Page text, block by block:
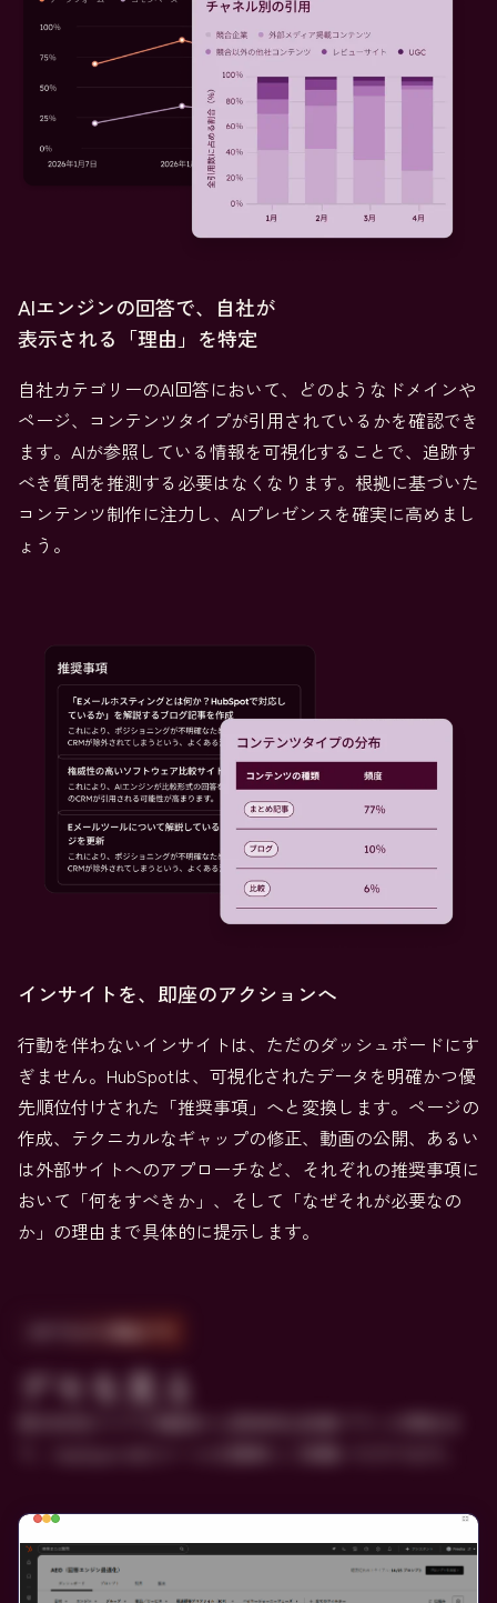
AIエンジンの回答で、自社が
表示される「理由」を特定
自社カテゴリーのAI回答において、どのようなドメインや
ページ、コンテンツタイプが引用されているかを確認でき
ます。AIが参照している情報を可視化することで、追跡す
べき質問を推測する必要はなくなります。根拠に基づいた
コンテンツ制作に注力し、AIプレゼンスを確実に高めまし
ょう。
インサイトを、即座のアクションへ
行動を伴わないインサイトは、ただのダッシュボードにす
ぎません。HubSpotは、可視化されたデータを明確かつ優
先順位付けされた「推奨事項」へと変換します。ページの
作成、テクニカルなギャップの修正、動画の公開、あるい
は外部サイトへのアプローチなど、それぞれの推奨事項に
おいて「何をすべきか」、そして「なぜそれが必要なの
か」の理由まで具体的に提示します。
デモを見る